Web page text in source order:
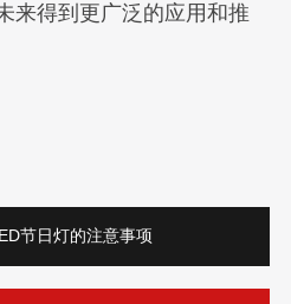
来得到更广泛的应用和推
节日灯的注意事项